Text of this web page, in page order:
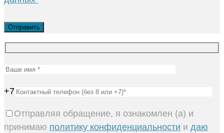
+7
Отправляя обращение, я ознакомлен (а) и
принимаю политику конфиденциальности и даю